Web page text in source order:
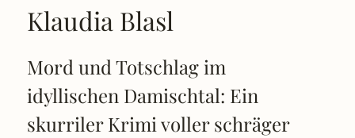
Klaudia Blasl
Mord und Totschlag im
idyllischen Damischtal: Ein
skurriler Krimi voller schräger